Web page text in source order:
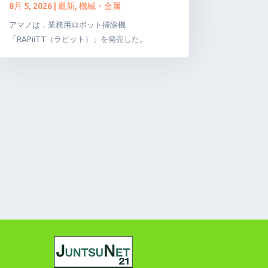
8月 5, 2026| 最新, 機械・金属
アマノは，業務用ロボット掃除機
「RAPiiTT（ラピット）」を発売した。